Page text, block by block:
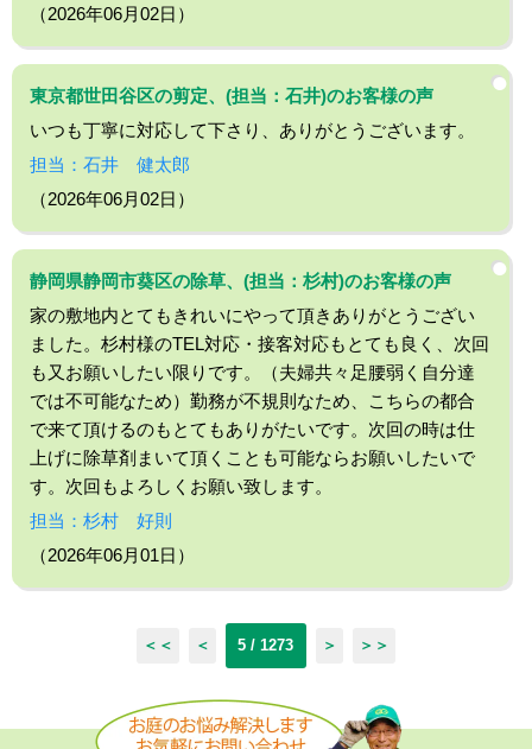
（2026年06月02日）
東京都世田谷区の剪定、(担当：石井)のお客様の声
いつも丁寧に対応して下さり、ありがとうございます。
担当：石井 健太郎
（2026年06月02日）
静岡県静岡市葵区の除草、(担当：杉村)のお客様の声
家の敷地内とてもきれいにやって頂きありがとうござい
ました。杉村様のTEL対応・接客対応もとても良く、次回
も又お願いしたい限りです。（夫婦共々足腰弱く自分達
では不可能なため）勤務が不規則なため、こちらの都合
で来て頂けるのもとてもありがたいです。次回の時は仕
上げに除草剤まいて頂くことも可能ならお願いしたいで
す。次回もよろしくお願い致します。
担当：杉村 好則
（2026年06月01日）
＜＜ ＜ 5 / 1273 ＞ ＞＞